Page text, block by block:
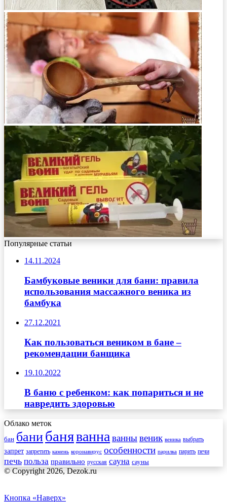
Популярные статьи
14.11.2024
Бамбуковые веники для бани: правила
использования массажного веника из
бамбука
27.12.2021
Как пользоваться веником в бане –
рекомендации банщика
19.10.2022
В баню с ребенком: как попариться и не
навредить здоровью
Облако меток
бан банибаняванна ваннывеник веника выбрать
запрет запретить камень коронавирус особенности парилка парить печи
печь польза правильно русская сауна сауны
© Copyright 2026, Dezok.ru
Кнопка «Наверх»